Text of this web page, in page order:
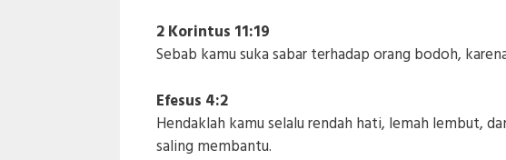
2 Korintus 11:19
Sebab kamu suka sabar terhadap orang bodoh,
Efesus 4:2
Hendaklah kamu selalu rendah hati, lemah lembut,
saling membantu.